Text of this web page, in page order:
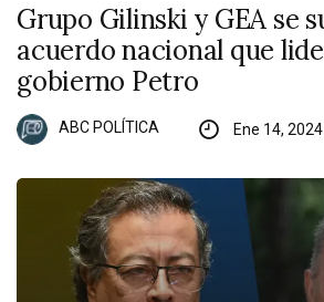
Grupo Gilinski y GEA se
acuerdo nacional que
gobierno Petro
ABC POLÍTICA Ene 14, 2024